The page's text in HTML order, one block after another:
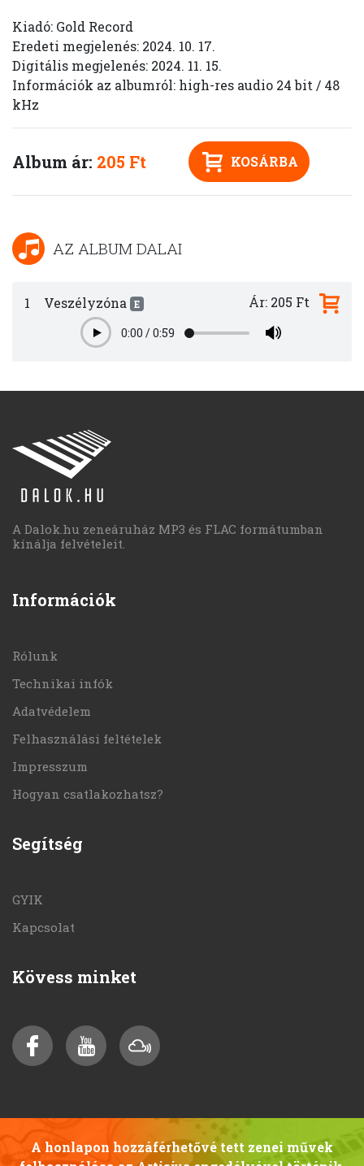
Kiadó: Gold Record
Eredeti megjelenés: 2024. 10. 17.
Digitális megjelenés: 2024. 11. 15.
Információk az albumról: high-res audio 24 bit / 48
kHz
Album ár: 205 Ft KOSÁRBA
AZ ALBUM DALAI
1 Veszélyzóna E
Play0:00 /0:59
Ár: 205 Ft
A Dalok.hu zeneáruház MP3 és FLAC formátumban
kínálja felvételeit.
Információk
Rólunk
Technikai infók
Adatvédelem
Felhasználási feltételek
Impresszum
Hogyan csatlakozhatsz?
Segítség
GYIK
Kapcsolat
Kövess minket
A honlapon hozzáférhetővé tett zenei művek